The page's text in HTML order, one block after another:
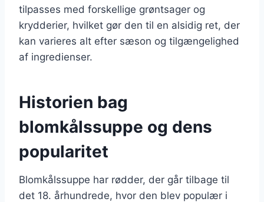
tilpasses med forskellige grøntsager og
krydderier, hvilket gør den til en alsidig ret, der
kan varieres alt efter sæson og tilgængelighed
af ingredienser.
Historien bag
blomkålssuppe og dens
popularitet
Blomkålssuppe har rødder, der går tilbage til
det 18. århundrede, hvor den blev populær i